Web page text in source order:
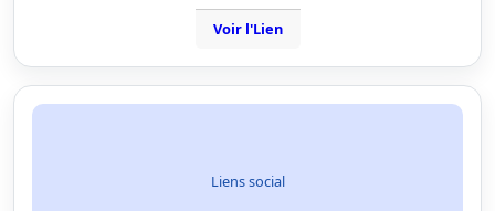
Voir l'Lien
Liens social